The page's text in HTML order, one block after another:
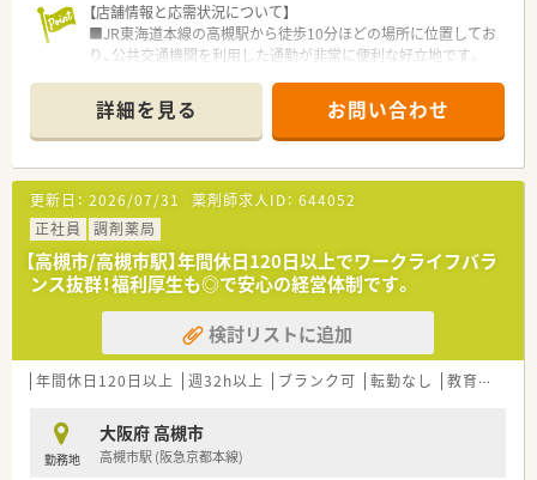
■新人集合研修
⇒新人同士ペアになって服薬指導のロールプレイをしたり、実際
に注射薬等の器具に触れることで、実践的なスキルや知識を身に
つけます。
■オーベン・ネーベン制
⇒新人（ネーベン）に指導役の先輩（オーベン）がマンツーマンで1
年間指導する制度。
配属店舗内の、なるべく年齢の近い先輩が指導役につきます。
２年目以降は自らがオーベンとなって後輩を育てながら、学んだ
知識を復習します。
■15ステップアップ研修
⇒薬学知識や店舗管理知識を5年間で段階的に学んでいくe-
Learning研修。
疾患や薬剤の基礎知識、主要医薬品300品目マスターから始ま
り、在宅医療やOTC、管理者としての知識まで、幅広いカリキュ
ラムを継続的に学んでいきます。
≪システム化が進んでいます！≫
導入しています。
最新の情報や現場で働く薬剤師の声をもとに随時更新していま
す！
【店舗情報と応需状況について】
■JR東海道本線の高槻駅から徒歩10分ほどの場所に位置してお
り、公共交通機関を利用した通勤が非常に便利な好立地です。
おり、外来対応とは異なる専門性の高い応需状況となっていま
す。
■薬剤師は正社員2名とパート1名の計3名が在籍しており、常時
2名体制を維持することで無理のない業務運営を行っています。
【募集背景と求める人物像について】
■在宅業務の拡大に伴う組織体制強化のための増員募集であり、
現場をリードしていただける経験者の方を急募しております。
■居宅や施設への訪問が中心となるため、普通自動車運転免許を
保有し、運転業務をマストで対応できる方を求めています。
■指示されたことだけでなく、会社への貢献を考えて自ら主体的
に動ける方であれば、年齢を問わず正当に評価される環境です。
【法人特徴について】
ており、地域医療と介護の連携を強みとしている法人です。
■代表自身が現役の薬剤師として現場に立っているため、現場の
課題や意見が経営層にダイレクトに届く風通しの良さがありま
詳細を見る お問い合わせ
更新日： 2026/07/31 薬剤師求人ID： 644052
正社員
調剤薬局
【高槻市/高槻市駅】年間休日120日以上でワークライフバラ
ンス抜群！福利厚生も◎で安心の経営体制です。
検討リストに追加
年間休日120日以上 週32h以上 ブランク可 転勤なし 教育制度あり
勤務地
大阪府 高槻市
高槻市駅 (阪急京都本線)